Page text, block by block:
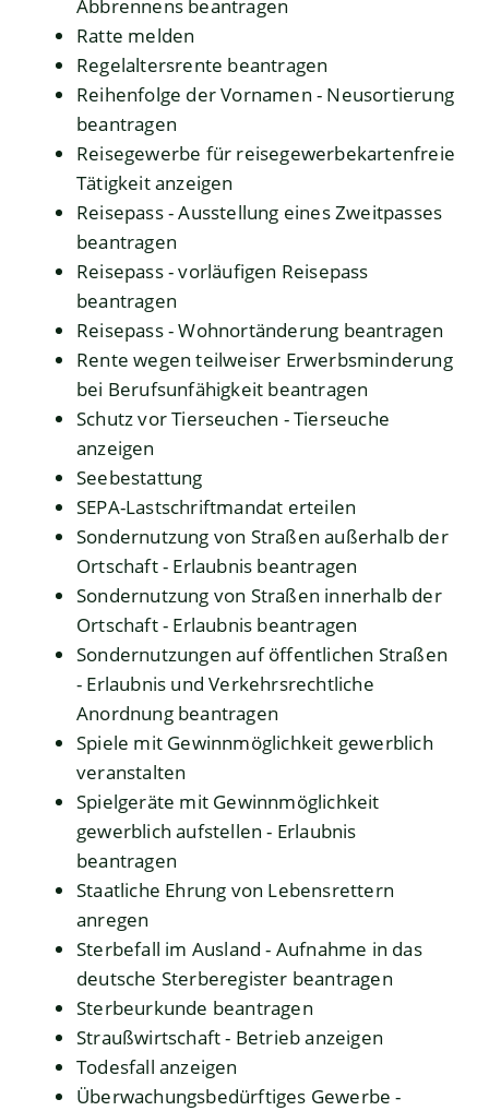
Abbrennens beantragen
Ratte melden
Regelaltersrente beantragen
Reihenfolge der Vornamen - Neusortierung
beantragen
Reisegewerbe für reisegewerbekartenfreie
Tätigkeit anzeigen
Reisepass - Ausstellung eines Zweitpasses
beantragen
Reisepass - vorläufigen Reisepass
beantragen
Reisepass - Wohnortänderung beantragen
Rente wegen teilweiser Erwerbsminderung
bei Berufsunfähigkeit beantragen
Schutz vor Tierseuchen - Tierseuche
anzeigen
Seebestattung
SEPA-Lastschriftmandat erteilen
Sondernutzung von Straßen außerhalb der
Ortschaft - Erlaubnis beantragen
Sondernutzung von Straßen innerhalb der
Ortschaft - Erlaubnis beantragen
Sondernutzungen auf öffentlichen Straßen
- Erlaubnis und Verkehrsrechtliche
Anordnung beantragen
Spiele mit Gewinnmöglichkeit gewerblich
veranstalten
Spielgeräte mit Gewinnmöglichkeit
gewerblich aufstellen - Erlaubnis
beantragen
Staatliche Ehrung von Lebensrettern
anregen
Sterbefall im Ausland - Aufnahme in das
deutsche Sterberegister beantragen
Sterbeurkunde beantragen
Straußwirtschaft - Betrieb anzeigen
Todesfall anzeigen
Überwachungsbedürftiges Gewerbe -